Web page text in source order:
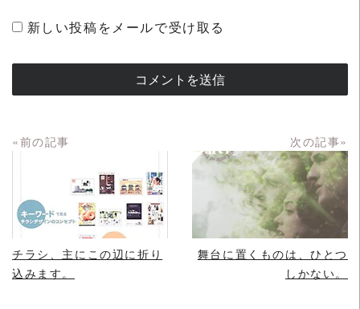
新しい投稿をメールで受け取る
«前の記事
READ MORE
チラシ、主にこの辺に折り
込みます。
次の記事»
READ MORE
舞台に置くものは、ひとつ
しかない。